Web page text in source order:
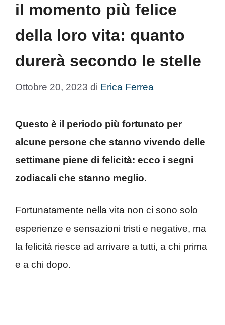
il momento più felice
della loro vita: quanto
durerà secondo le stelle
Ottobre 20, 2023 di Erica Ferrea
Questo è il periodo più fortunato per
alcune persone che stanno vivendo delle
settimane piene di felicità: ecco i segni
zodiacali che stanno meglio.
Fortunatamente nella vita non ci sono solo
esperienze e sensazioni tristi e negative, ma
la felicità riesce ad arrivare a tutti, a chi prima
e a chi dopo.